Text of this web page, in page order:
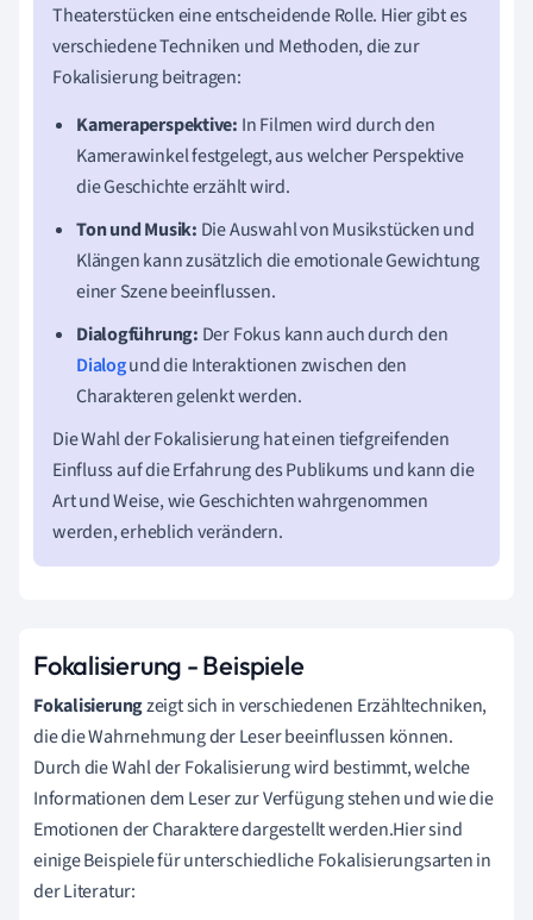
Theaterstücken eine entscheidende Rolle. Hier gibt es
verschiedene Techniken und Methoden, die zur
Fokalisierung beitragen:
Kameraperspektive: In Filmen wird durch den
Kamerawinkel festgelegt, aus welcher Perspektive
die Geschichte erzählt wird.
Ton und Musik: Die Auswahl von Musikstücken und
Klängen kann zusätzlich die emotionale Gewichtung
einer Szene beeinflussen.
Dialogführung: Der Fokus kann auch durch den
Dialogund die Interaktionen zwischen den
Charakteren gelenkt werden.
Die Wahl der Fokalisierung hat einen tiefgreifenden
Einfluss auf die Erfahrung des Publikums und kann die
Art und Weise, wie Geschichten wahrgenommen
werden, erheblich verändern.
Fokalisierung - Beispiele
Fokalisierungzeigt sich in verschiedenen Erzähltechniken,
die die Wahrnehmung der Leser beeinflussen können.
Durch die Wahl der Fokalisierung wird bestimmt, welche
Informationen dem Leser zur Verfügung stehen und wie die
Emotionen der Charaktere dargestellt werden.Hier sind
einige Beispiele für unterschiedliche Fokalisierungsarten in
der Literatur: